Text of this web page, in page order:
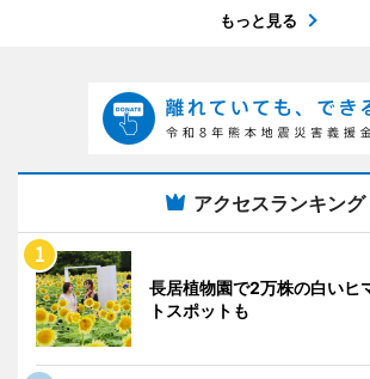
もっと見る
アクセスランキング
長居植物園で2万株の白い
トスポットも